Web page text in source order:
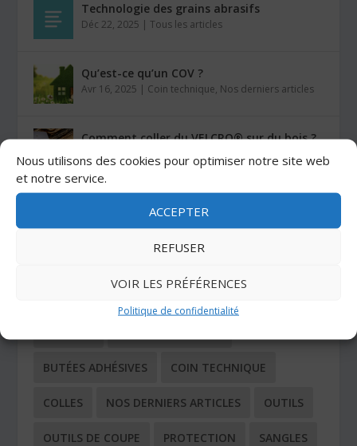
Nous utilisons des cookies pour optimiser notre site web
et notre service.
ACCEPTER
REFUSER
VOIR LES PRÉFÉRENCES
Politique de confidentialité
Technologie des grains abrasifs
Déc 22, 2025 |Tous les articles
Qu’est-ce qu’un COV ?
Avr 16, 2025 | Coin technique, Nos derniers articles
Comment coller du VELCRO® sur du bois ?
Mar 26, 2025|
Colles
CATÉGORIES
BUTÉES ADHÉSIVES COIN TECHNIQUE
COLLES NOS DERNIERS ARTICLES OUTILS
OUTILS DE COUPE PROTECTION SANGLES